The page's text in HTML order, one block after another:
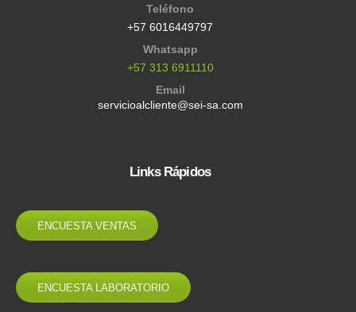
Teléfono
+57 6016449797
Whatsapp
+57 313 6911110
Email
servicioalcliente@sei-sa.com
Links Rápidos
ENCUESTA VENTAS
ENCUESTA LABORATORIO